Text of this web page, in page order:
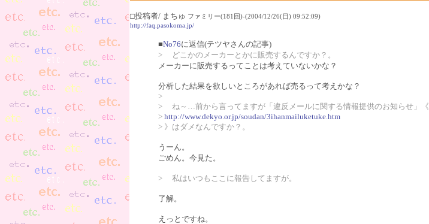
□投稿者/ まちゅ ファミリー(181回)-(2004/12/26(日) 09:52:09)
http://faq.pasokoma.jp/
■No76に返信(テツヤさんの記事)
> どこかのメーカーとかに販売するんですか？。
メーカーに販売するってことは考えていないかな？
分析した結果を欲しいところがあれば売るって考えかな？
>
> ね～…前から言ってますが「違反メールに関する情報提供のお知らせ」《
> http://www.dekyo.or.jp/soudan/3ihanmailuketuke.htm
> 》はダメなんですか？。
うーん。
ごめん。今見た。
> 私はいつもここに報告してますが。
了解。
えっとですね。